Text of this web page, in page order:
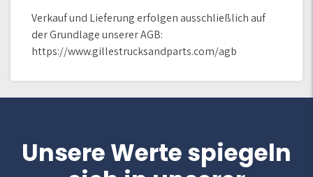
Verkauf und Lieferung erfolgen ausschließlich auf
der Grundlage unserer AGB:
https://www.gillestrucksandparts.com/agb
Unsere Werte spiegeln